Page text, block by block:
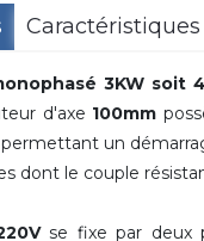
3KW soit
d'axe 100mm
un
dont le couple
se fixe par deux